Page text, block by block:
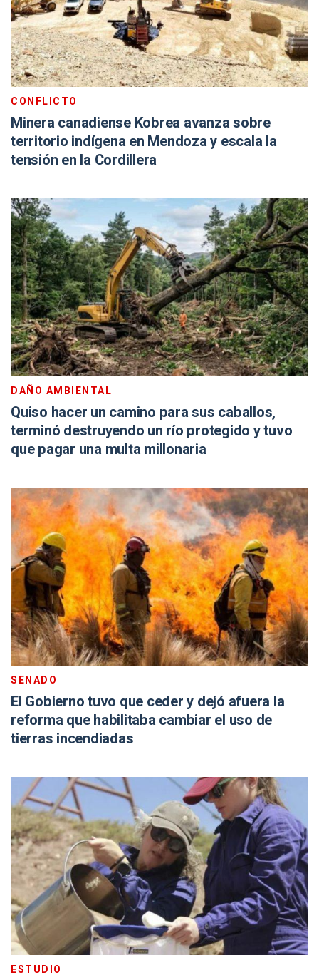
CONFLICTO
Minera canadiense Kobrea avanza sobre
territorio indígena en Mendoza y escala la
tensión en la Cordillera
DAÑO AMBIENTAL
Quiso hacer un camino para sus caballos,
terminó destruyendo un río protegido y tuvo
que pagar una multa millonaria
SENADO
El Gobierno tuvo que ceder y dejó afuera la
reforma que habilitaba cambiar el uso de
tierras incendiadas
ESTUDIO